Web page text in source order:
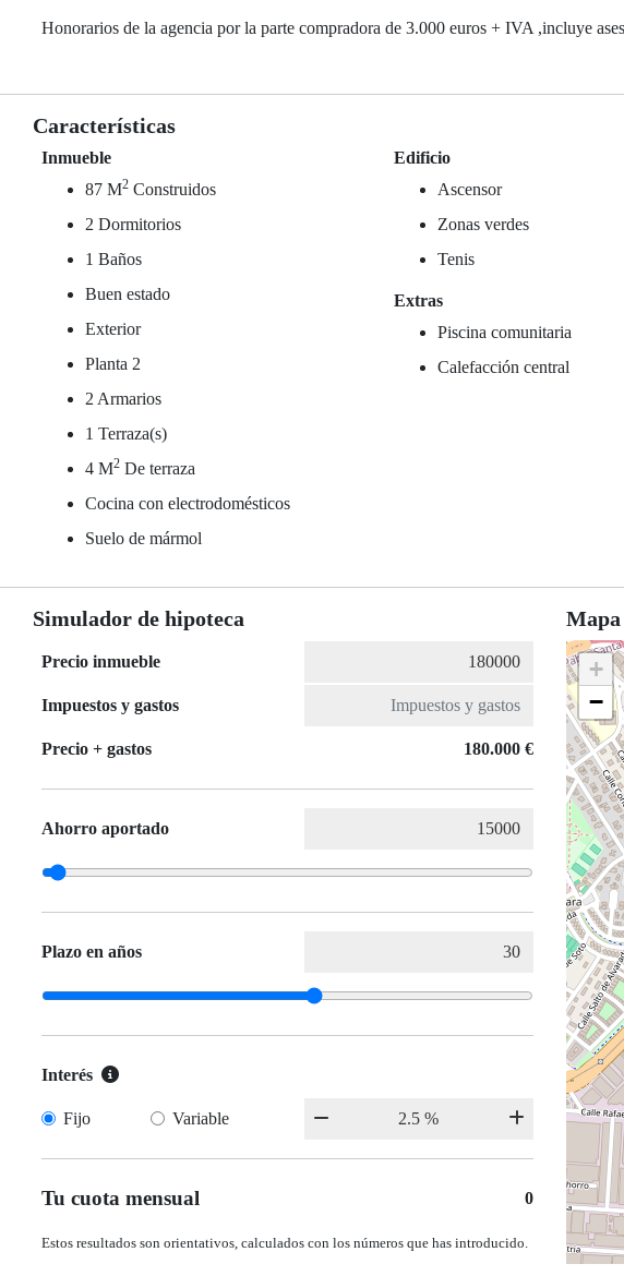
Honorarios de la agencia por la parte compradora de 3.000 euros + IVA ,incluye
Características
Inmueble
87 M2 Construidos
2 Dormitorios
1 Baños
Buen estado
Exterior
Planta 2
2 Armarios
1 Terraza(s)
4 M2 De terraza
Cocina con electrodomésticos
Suelo de mármol
Edificio
Ascensor
Zonas verdes
Tenis
Extras
Piscina comunitaria
Calefacción central
Simulador de hipoteca
Precio inmueble
Impuestos y gastos
Precio + gastos 180.000 €
Ahorro aportado
Plazo en años
Interés
Fijo Variable
Tu cuota mensual 0
Estos resultados son orientativos, calculados con los números que has introducido.
Mapa
+
−